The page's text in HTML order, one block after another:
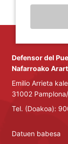
Defensor del
Nafarroako
Emilio Arrieta
31002
Tel. (Doakoa):
Datuen babesa